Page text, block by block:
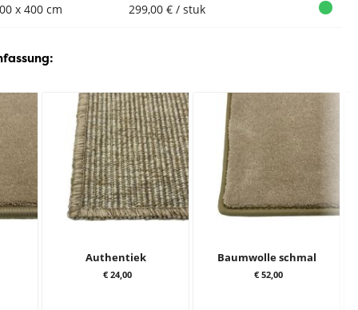
x 400 cm 299,00 € / stuk
Authentiek
€ 24,00
Baumwolle schmal
€ 52,00